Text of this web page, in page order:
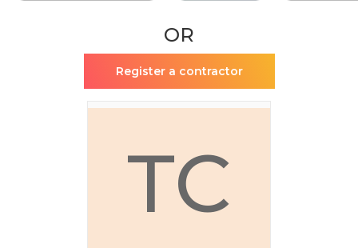
OR
Register a contractor
TC